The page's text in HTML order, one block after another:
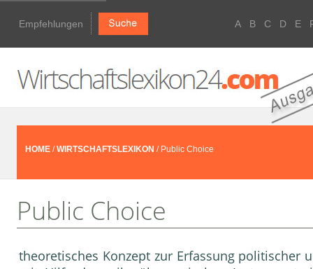
Empfehlungen A B C D E
HOME /WIRTSCHAFTSLEXIKON / Public Choice
Public Choice
theoretisches Konzept zur Erfassung politischer